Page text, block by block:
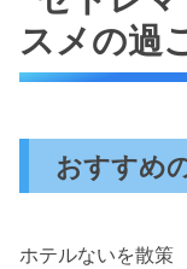
スメの過
おすすめ
ホテルないを散策